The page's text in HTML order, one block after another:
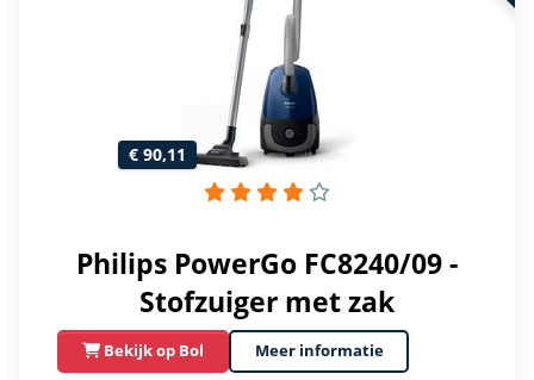
€ 90,11
Philips PowerGo FC8240/09 -
Stofzuiger met zak
Bekijk op Bol Meer informatie